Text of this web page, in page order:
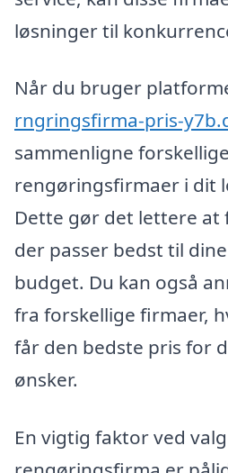
løsninger til
Når du bruger
rngringsfirma-pris-
sammenligne forskellige
rengøringsfirmaer i dit
Dette gør det lettere at
der passer bedst til
budget. Du kan også
fra forskellige firmaer,
får den bedste pris for
ønsker.
En vigtig faktor ved